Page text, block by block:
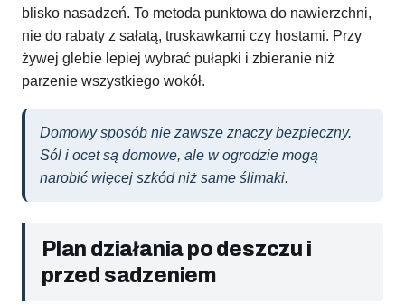
blisko nasadzeń. To metoda punktowa do nawierzchni,
nie do rabaty z sałatą, truskawkami czy hostami. Przy
żywej glebie lepiej wybrać pułapki i zbieranie niż
parzenie wszystkiego wokół.
Domowy sposób nie zawsze znaczy bezpieczny.
Sól i ocet są domowe, ale w ogrodzie mogą
narobić więcej szkód niż same ślimaki.
Plan działania po deszczu i
przed sadzeniem